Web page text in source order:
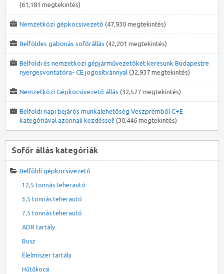
(61,181 megtekintés)
Nemzetközi gépkocsivezető (47,930 megtekintés)
Belföldes gabonás sofőrállás (42,201 megtekintés)
Belföldi és nemzetközi gépjárművezetőket keresünk Budapestre
nyergesvontatóra- CE jogosítvánnyal (32,937 megtekintés)
Nemzetközi Gépkocsivezető állás (32,577 megtekintés)
Belföldi napi bejárós munkalehetőség Veszprémből C+E
kategóriával azonnali kezdéssel! (30,446 megtekintés)
Sofőr állás kategóriák
Belföldi gépkocsivezető
12,5 tonnás teherautó
3,5 tonnás teherautó
7,5 tonnás teherautó
ADR tartály
Busz
Élelmiszer tartály
Hűtőkocsi